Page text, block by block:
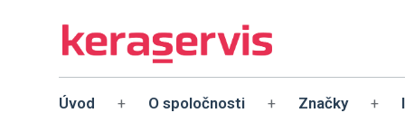
Úvod + O spoločnosti + Značky +